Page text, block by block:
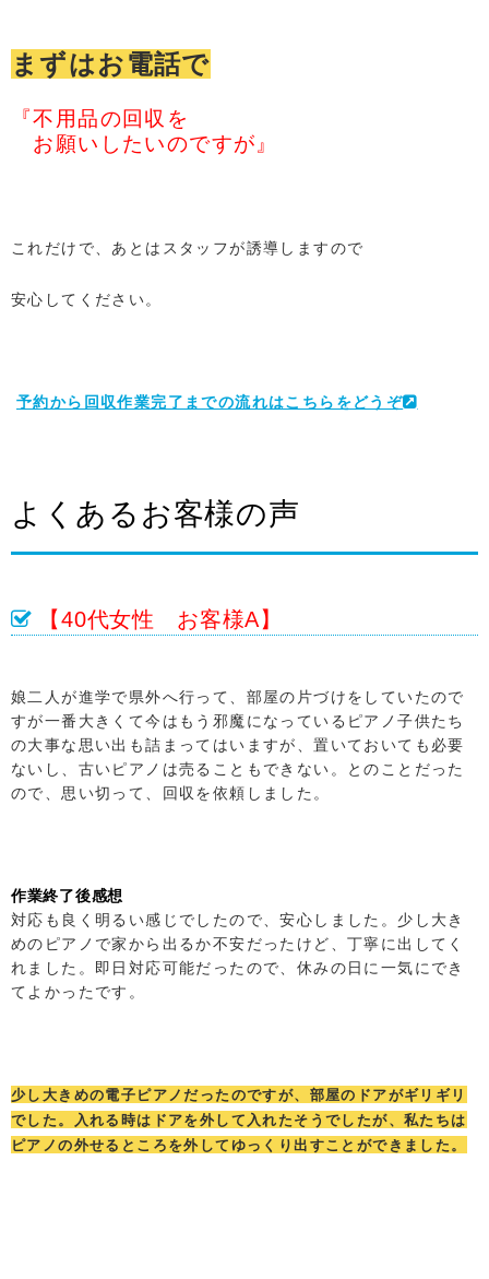
まずはお電話で
『不用品の回収を
お願いしたいのですが』
これだけで、あとはスタッフが誘導しますので
安心してください。
予約から回収作業完了までの流れはこちらをどうぞ
よくあるお客様の声
【40代女性 お客様A】
娘二人が進学で県外へ行って、部屋の片づけをしていたので
すが一番大きくて今はもう邪魔になっているピアノ子供たち
の大事な思い出も詰まってはいますが、置いておいても必要
ないし、古いピアノは売ることもできない。とのことだった
ので、思い切って、回収を依頼しました。
作業終了後感想
対応も良く明るい感じでしたので、安心しました。少し大き
めのピアノで家から出るか不安だったけど、丁寧に出してく
れました。即日対応可能だったので、休みの日に一気にでき
てよかったです。
少し大きめの電子ピアノだったのですが、部屋のドアがギリギリ
でした。入れる時はドアを外して入れたそうでしたが、私たちは
ピアノの外せるところを外してゆっくり出すことができました。